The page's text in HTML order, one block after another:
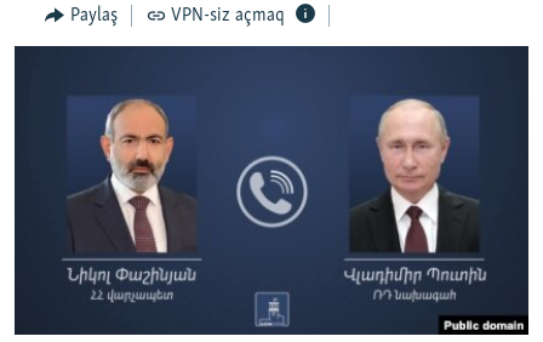
QANUNI DOĞRU
MULTIMEDIA
FOTOQALEREYA
İNFOQRAFIKA
KARIKATURA
RADIO ARXIV
OXU ZALI
AZƏRBAYCAN ƏDƏBIYYATI KITABXANASI
İSLAM VƏ DEMOKRATIYA
HAQQIMIZDA
PEŞƏ ETIKASI VƏ JURNALISTIKA STANDARTLARIMIZ
MATERIALLARIMIZDAN ISTIFADƏ
BIZI IZLƏ
Paylaş VPN-siz açmaq